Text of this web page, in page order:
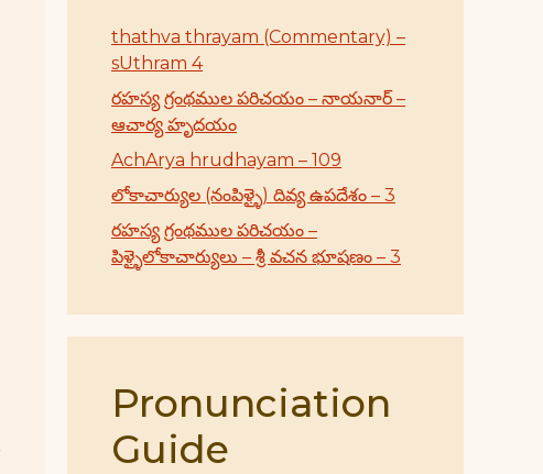
thathva thrayam (Commentary) –
sUthram 4
రహస్య గ్రంథముల పరిచయం – నాయనార్ –
ఆచార్య హృదయం
AchArya hrudhayam – 109
లోకాచార్యుల (నంపిళ్ళై) దివ్య ఉపదేశం – 3
రహస్య గ్రంథముల పరిచయం –
పిళ్ళైలోకాచార్యులు – శ్రీ వచన భూషణం – 3
Pronunciation
Guide